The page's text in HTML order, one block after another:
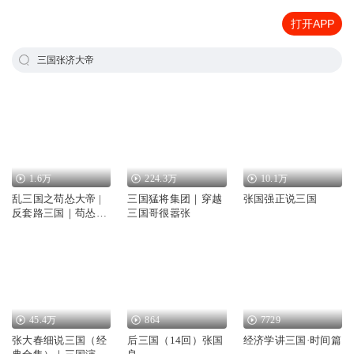
打开APP
三国张济大帝
1.6万
乱三国之苟怂大帝 |
反套路三国｜苟怂智
224.3万
三国猛将集团｜穿越
三国哥很嚣张
10.1万
张国强正说三国
45.4万
张大春细说三国（经
864
后三国（14回）张国
7729
经济学讲三国·时间篇